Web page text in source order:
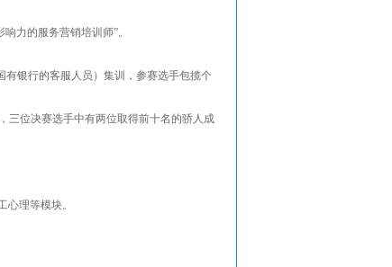
力的服务营销培训师”。
银行的客服人员）集训，参赛选手包揽个
三位决赛选手中有两位取得前十名的骄人成
理等模块。